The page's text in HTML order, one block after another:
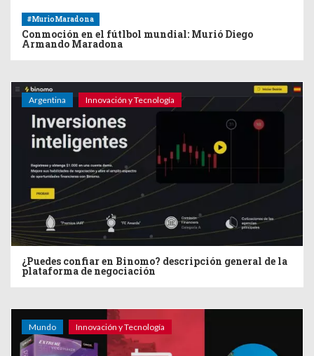
#MurioMaradona
Conmoción en el fútlbol mundial: Murió Diego
Armando Maradona
Argentina Innovación y Tecnología
¿Puedes confiar en Binomo? descripción general de la
plataforma de negociación
Mundo Innovación y Tecnología